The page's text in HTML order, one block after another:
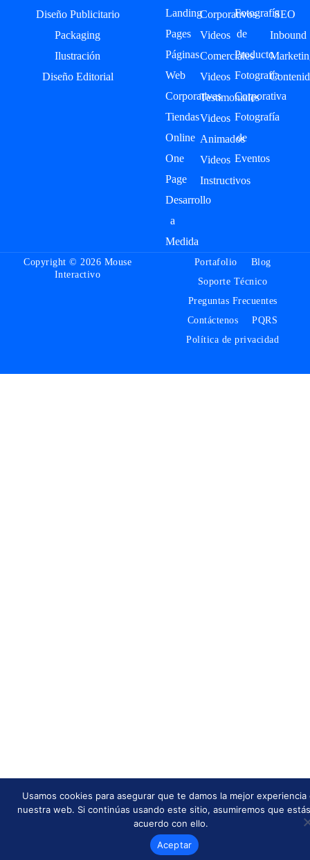
Diseño Publicitario
Packaging
Ilustración
Diseño Editorial
Landing
Pages
Páginas
Web
Corporativas
Tiendas
Online
One
Page
Desarrollo
a
Medida
Corporativos
Videos
Comerciales
Videos
Testimoniales
Videos
Animados
Videos
Instructivos
Fotografía
de
Producto
Fotografía
Corporativa
Fotografía
de
Eventos
SEO
Inbound
Copyright © 2026 Mouse
Interactivo
Portafolio
Blog
Soporte Técnico
Preguntas Frecuentes
Contáctenos
PQRS
Política de privacidad
Usamos cookies para asegurar que te damos la mejor experiencia
nuestra web. Si continúas usando este sitio, asumiremos que
acuerdo con ello.
Aceptar